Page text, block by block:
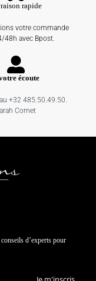
rapide
votre commande
48h avec Bpost.
écoute
+32 485.50.49.50.
Cornet
d’experts pour